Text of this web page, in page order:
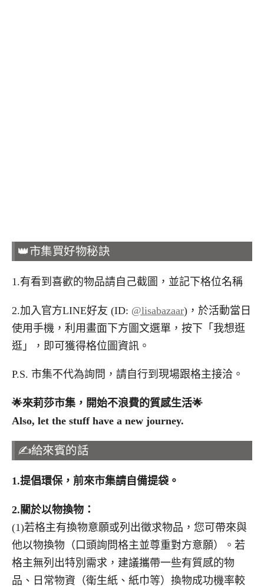
👑市集買好物秘訣
1.有看到喜歡的物品請自己截圖，並記下格位名稱
2.加入官方LINE好友 (ID: @lisabazaar)，於活動當日
使用手機，利用畫面下方圖文選單，按下「我想逛
逛」，即可獲得格位圖資訊。
P.S. 市集不代為詢問，請自行到現場跟格主接洽。
🌟來莉莎市集，開始不浪費的質感生活🌟
Also, let the stuff have a new journey.
✍️給來賓的話
1.提倡環保，前來市集請自備提袋。
2. 關於以物換物：
(1)若格主有換物意願或列出徵求物品，您可帶來與
他以物換物（口頭詢問格主並尊重對方意願）。若
格主無列出特別需求，建議攜帶一些有質感的物
品、日常物資（衛生紙、紙巾等）換物成功機率較